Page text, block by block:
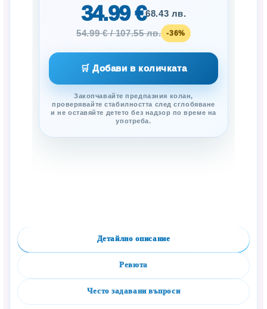
34.99 €68.43 лв.
54.99 € / 107.55 лв.
-36%
🛒 Добави в количката
Закопчавайте предпазния колан,
проверявайте стабилността след сглобяване
и не оставяйте детето без надзор по време на
употреба.
Детайлно описание
Ревюта
Често задавани въпроси